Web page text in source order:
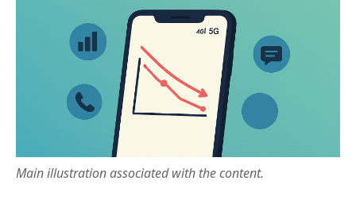
Main illustration associated with the content.